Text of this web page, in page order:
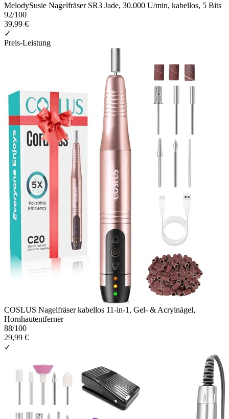
MelodySusie Nagelfräser SR3 Jade, 30.000 U/min, kabellos, 5 Bits
92/100
39,99 €
✓
Preis-Leistung
COSLUS Nagelfräser kabellos 11-in-1, Gel- & Acrylnägel,
Hornhautentferner
88/100
29,99 €
✓